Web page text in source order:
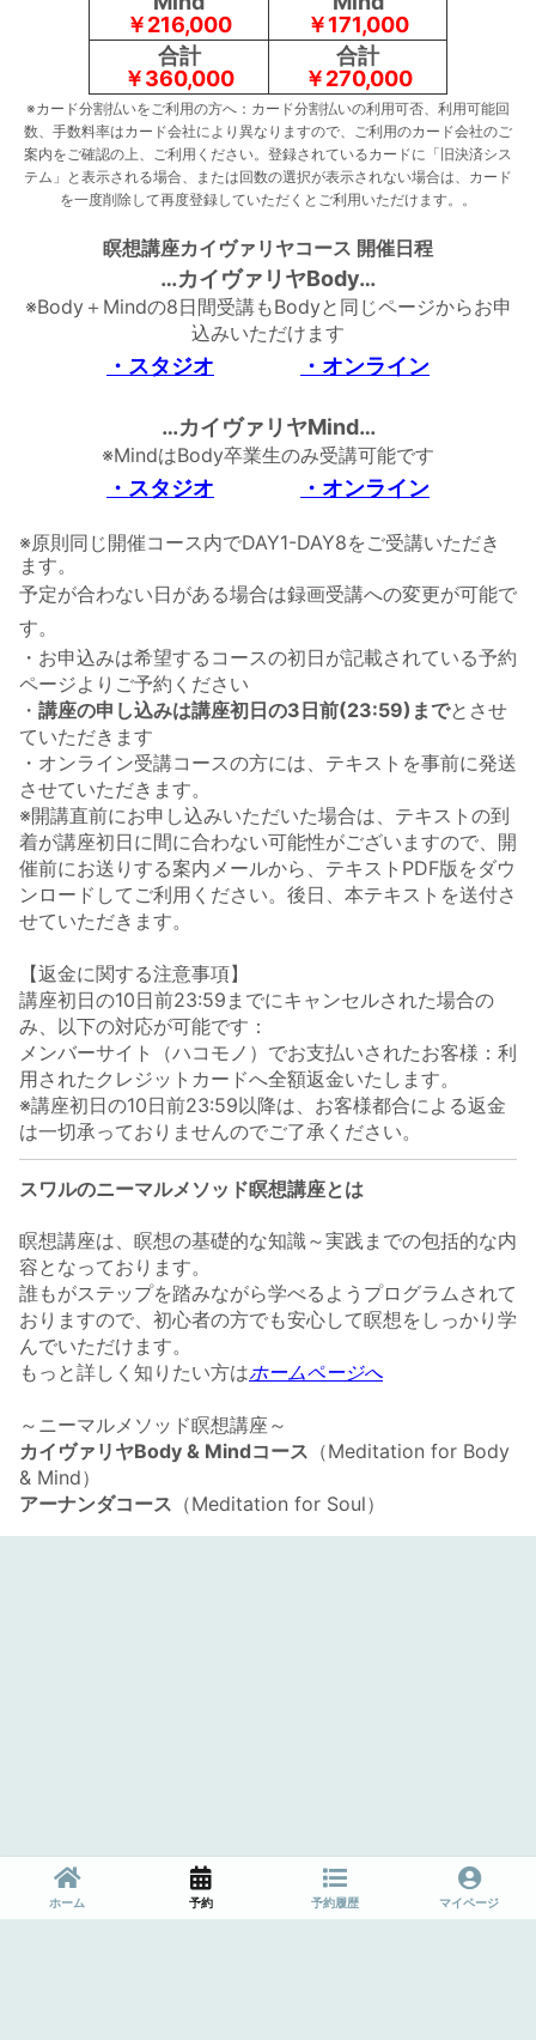
￥216,000
￥171,000
合計
￥360,000
合計
￥270,000
※カード分割払いをご利用の方へ：カード分割払いの利用可否、利用可能回
数、手数料率はカード会社により異なりますので、ご利用のカード会社のご
案内をご確認の上、ご利用ください。登録されているカードに「旧決済シス
テム」と表示される場合、または回数の選択が表示されない場合は、カード
を一度削除して再度登録していただくとご利用いただけます。。
瞑想講座カイヴァリヤコース 開催日程
…カイヴァリヤBody…
※Body＋Mindの8日間受講もBodyと同じページからお申
込みいただけます
・スタジオ ・オンライン
…カイヴァリヤMind…
※MindはBody卒業生のみ受講可能です
・スタジオ ・オンライン
※原則同じ開催コース内でDAY1-DAY8をご受講いただき
ます。
予定が合わない日がある場合は録画受講への変更が可能で
す。
・お申込みは希望するコースの初日が記載されている予約
ページよりご予約ください
・ 講座の申し込みは講座初日の3日前(23:59)までとさせ
ていただきます
・オンライン受講コースの方には、テキストを事前に発送
させていただきます。
※開講直前にお申し込みいただいた場合は、テキストの到
着が講座初日に間に合わない可能性がございますので、開
催前にお送りする案内メールから、テキストPDF版をダウ
ンロードしてご利用ください。後日、本テキストを送付さ
せていただきます。
【返金に関する注意事項】
講座初日の10日前23:59までにキャンセルされた場合の
み、以下の対応が可能です：
メンバーサイト（ハコモノ）でお支払いされたお客様：利
用されたクレジットカードへ全額返金いたします。
※講座初日の10日前23:59以降は、お客様都合による返金
は一切承っておりませんのでご了承ください。
スワルのニーマルメソッド瞑想講座とは
瞑想講座は、瞑想の基礎的な知識～実践までの包括的な内
容となっております。
誰もがステップを踏みながら学べるようプログラムされて
おりますので、初心者の方でも安心して瞑想をしっかり学
んでいただけます。
もっと詳しく知りたい方はホームページへ
～ニーマルメソッド瞑想講座～
カイヴァリヤBody & Mindコース （Meditation for Body
& Mind）
アーナンダコース （Meditation for Soul）
ホーム 予約 予約履歴 マイページ